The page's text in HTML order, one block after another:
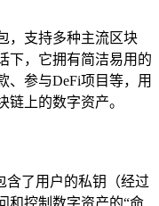
，支持多种主流区块
下，它拥有简洁易用的
、参与DeFi项目等，用
链上的数字资产。
含了用户的私钥（经过
和控制数字资产的“命